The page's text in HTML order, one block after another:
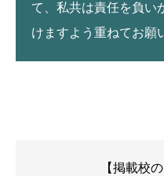
て、私共は責任を負い
けますよう重ねてお願
【掲載校